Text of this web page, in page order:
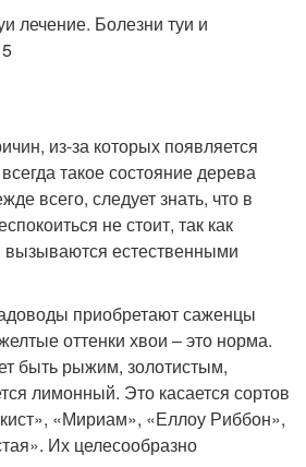
из-за которых появляется
такое состояние дерева
всего, следует знать, что в
не стоит, так как
естественными
приобретают саженцы
оттенки хвои – это норма.
быть рыжим, золотистым,
лимонный. Это касается сортов
«Мириам», «Еллоу Риббон»,
Их целесообразно